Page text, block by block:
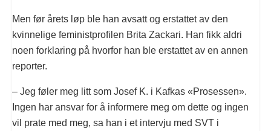
Men før årets løp ble han avsatt og erstattet av den
kvinnelige feministprofilen Brita Zackari. Han fikk aldri
noen forklaring på hvorfor han ble erstattet av en annen
reporter.
– Jeg føler meg litt som Josef K. i Kafkas «Prosessen».
Ingen har ansvar for å informere meg om dette og ingen
vil prate med meg, sa han i et intervju med SVT i